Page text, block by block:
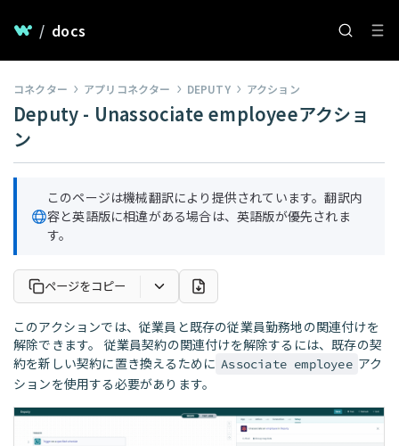
/ docs
コネクター アプリコネクター DEPUTY アクション
Deputy - Unassociate employeeアクショ
ン
このページは機械翻訳により提供されています。翻訳内
容と英語版に相違がある場合は、英語版が優先されま
す。
ページをコピー
このアクションでは、従業員と既存の従業員勤務地の関連付けを
解除できます。 従業員契約の関連付けを解除するには、既存の契
約を新しい契約に置き換えるために Associate employee アク
ションを使用する必要があります。